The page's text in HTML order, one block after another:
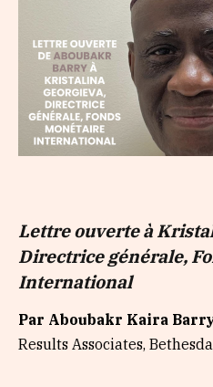
Lettre ouverte à
Directrice générale,
International
Par Aboubakr Kaira
Results Associates,